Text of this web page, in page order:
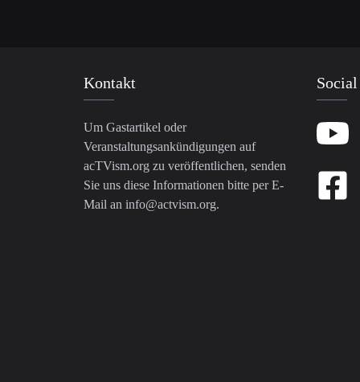
Kontakt
Um Gastartikel oder
Veranstaltungsankündigungen auf
acTVism.org zu veröffentlichen, senden
Sie uns diese Informationen bitte per E-
Mail an info@actvism.org.